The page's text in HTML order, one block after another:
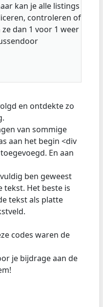
kan je alle listings
controleren of
dan 1 voor 1 weer
en ontdekte zo
van sommige
aan het begin <div
En aan
ben geweest
tekst. Het beste is
tekst als platte
codes waren de
je bijdrage aan de